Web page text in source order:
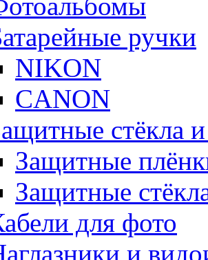
ручки
NIKON
CANON
стёкла
Защитные
Защитные
для фото
и